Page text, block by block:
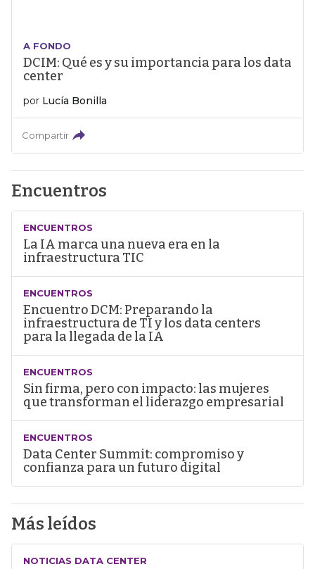
A FONDO
DCIM: Qué es y su importancia para los data
center
por Lucía Bonilla
Compartir
Encuentros
ENCUENTROS
La IA marca una nueva era en la
infraestructura TIC
ENCUENTROS
Encuentro DCM: Preparando la
infraestructura de TI y los data centers
para la llegada de la IA
ENCUENTROS
Sin firma, pero con impacto: las mujeres
que transforman el liderazgo empresarial
ENCUENTROS
Data Center Summit: compromiso y
confianza para un futuro digital
Más leídos
NOTICIAS DATA CENTER